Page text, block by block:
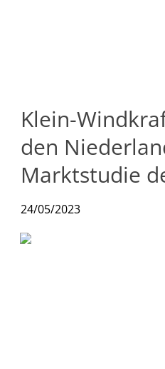
Klein-
den
Marktstudie
24/05/2023